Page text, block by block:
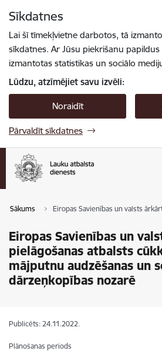
Sīkdatnes
Lai šī tīmekļvietne darbotos, tā
sīkdatnes. Ar Jūsu piekrišanu
izmantotas statistikas un sociālo
Lūdzu, atzīmējiet savu izvēli:
Noraidīt
Pārvaldīt sīkdatnes
Sākums Eiropas Savienības un valsts
Eiropas Savienības un
pielāgošanas atbalsts
mājputnu audzēšanas un
dārzeņkopības nozarē
Publicēts: 24.11.2022.
Plānošanas periods